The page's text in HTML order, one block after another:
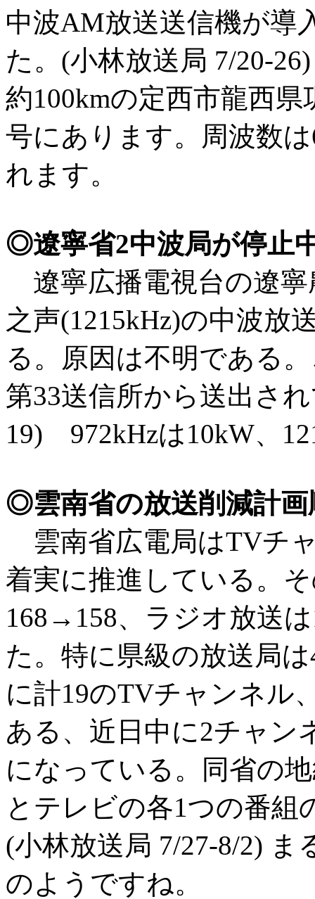
中波AM放送送信機が導
た。(小林放送局 7/20-
約100kmの定西市龍西
号にあります。周波数
れます。
◎遼寧省2中波局が停止
遼寧広播電視台の遼寧
之声(1215kHz)の中波放
る。原因は不明である
第33送信所から送出さ
19) 972kHzは10kW、
◎雲南省の放送削減計画
雲南省広電局はTVチ
着実に推進している。
168→158、ラジオ放送
た。特に県級の放送局
に計19のTVチャンネル
ある、近日中に2チャン
になっている。同省の
とテレビの各1つの番組
(小林放送局 7/27-8/2)
のようですね。